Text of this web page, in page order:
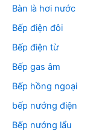
Bàn là hơi nước
Bếp điện đôi
Bếp điện từ
Bếp gas âm
Bếp hồng ngoại
bếp nướng điện
Bếp nướng lẩu